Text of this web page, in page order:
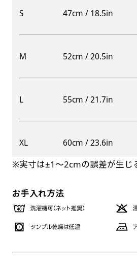
S 47cm / 18.5in
M 52cm / 20.5in
L 55cm / 21.7in
XL 60cm / 23.6in
※実寸は±1〜2cmの誤差が生じ
お手入れ方法
自由入力
お好みのサイズで縦幕・横幕の
あんな場所こんな場所お好みの
幕の製作をお楽しみください
レギュラーの
けて疑似的にのれんのような幕
レギュラーのれんスリムは横幕
か所つけて疑似的にのれんのよ
る場所でのぼり旗を使用す
ます。防炎加工によってのぼ
燃えにくくなります。（燃え
るに近くなるイメージ）一般
素材に特殊な化学薬品を使